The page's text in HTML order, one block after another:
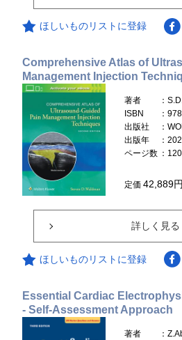
ほしいものリストに登録
Comprehensive Atlas of
Management Injection
著者
：
ISBN
：
出版社
：
出版年
：
ページ数 ：
定価42,889
詳しく見る
ほしいものリストに登録
Essential Cardiac
- Self-Assessment Approach
著者
：